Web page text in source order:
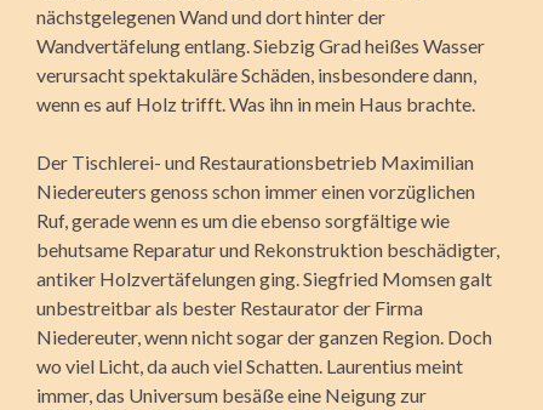
nächstgelegenen Wand und dort hinter der
Wandvertäfelung entlang. Siebzig Grad heißes Wasser
verursacht spektakuläre Schäden, insbesondere dann,
wenn es auf Holz trifft. Was ihn in mein Haus brachte.
Der Tischlerei- und Restaurationsbetrieb Maximilian
Niedereuters genoss schon immer einen vorzüglichen
Ruf, gerade wenn es um die ebenso sorgfältige wie
behutsame Reparatur und Rekonstruktion beschädigter,
antiker Holzvertäfelungen ging. Siegfried Momsen galt
unbestreitbar als bester Restaurator der Firma
Niedereuter, wenn nicht sogar der ganzen Region. Doch
wo viel Licht, da auch viel Schatten. Laurentius meint
immer, das Universum besäße eine Neigung zur